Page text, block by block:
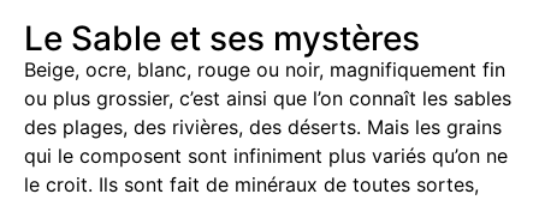
Le Sable et ses mystères
Beige, ocre, blanc, rouge ou noir, magnifiquement fin
ou plus grossier, c’est ainsi que l’on connaît les sables
des plages, des rivières, des déserts. Mais les grains
qui le composent sont infiniment plus variés qu’on ne
le croit. Ils sont fait de minéraux de toutes sortes,